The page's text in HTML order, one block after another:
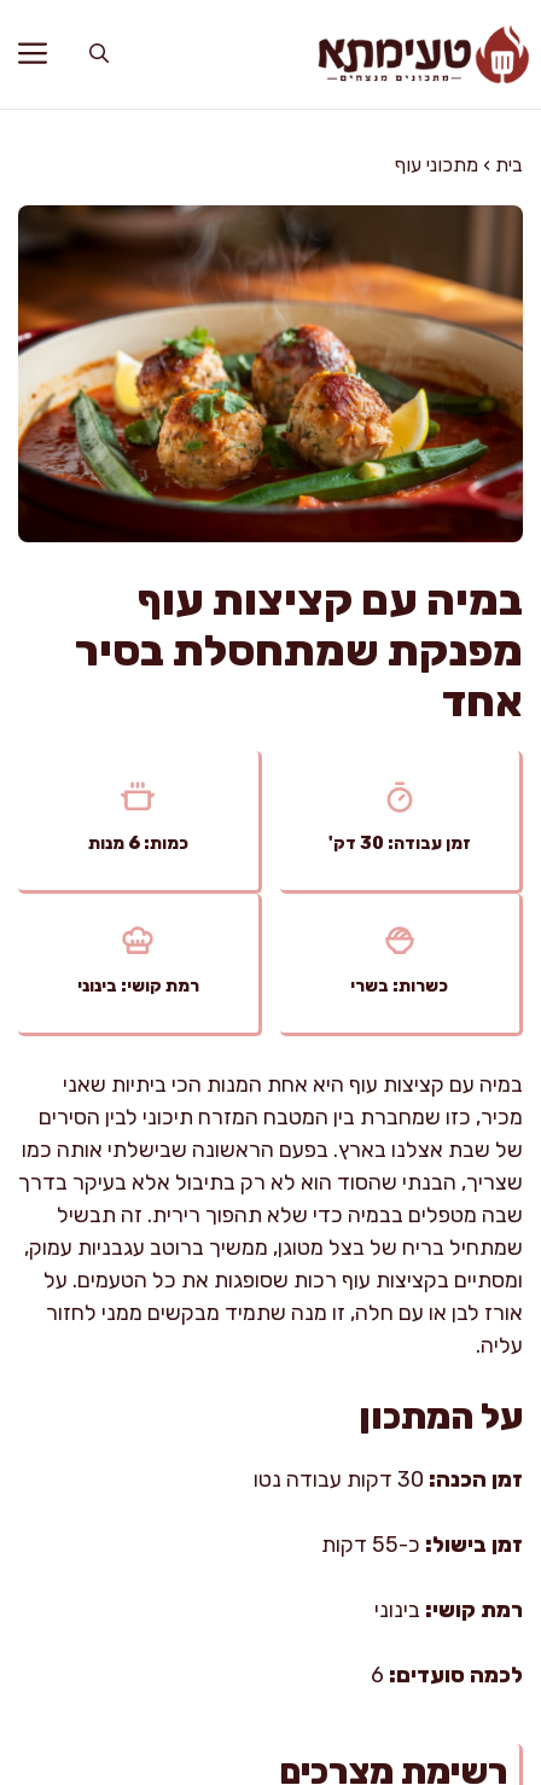
לתוכן
בית › מתכוני עוף
במיה עם קציצות עוף
מפנקת שמתחסלת בסיר
אחד
זמן עבודה: 30 דק' כמות: 6 מנות
כשרות: בשרי רמת קושי: בינוני
במיה עם קציצות עוף היא אחת המנות הכי ביתיות שאני
מכיר, כזו שמחברת בין המטבח המזרח תיכוני לבין הסירים
של שבת אצלנו בארץ. בפעם הראשונה שבישלתי אותה כמו
שצריך, הבנתי שהסוד הוא לא רק בתיבול אלא בעיקר בדרך
שבה מטפלים בבמיה כדי שלא תהפוך רירית. זה תבשיל
שמתחיל בריח של בצל מטוגן, ממשיך ברוטב עגבניות עמוק,
ומסתיים בקציצות עוף רכות שסופגות את כל הטעמים. על
אורז לבן או עם חלה, זו מנה שתמיד מבקשים ממני לחזור
עליה.
על המתכון
זמן הכנה:
זמן בישול: כ-55 דקות
רמת קושי: בינוני
לכמה סועדים:
רשימת מצרכים